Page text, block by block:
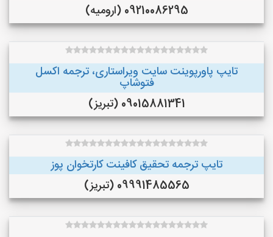
09210086295 (ارومیه)
تایپ پاورپوینت سایت ویراستاری، ترجمه اکسل
فتوشاپ
09015881341 (تبریز)
تایپ ترجمه تحقیق کافینت کارتخوان پوز
09991485565 (تبریز)